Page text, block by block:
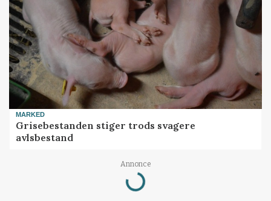
MARKED
Grisebestanden stiger trods svagere
avlsbestand
Annonce
Loading...